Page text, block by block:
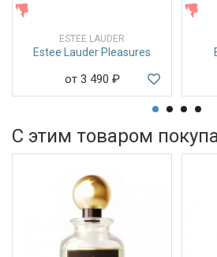
ESTEE LAUDER
Estee Lauder Pleasures
от 3 490 ₽
С этим товаром